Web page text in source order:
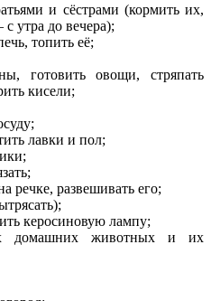
и сёстрами (кормить их,
утра до вечера);
топить её;
готовить овощи, стряпать
кисели;
лавки и пол;
речке, развешивать его;
керосиновую лампу;
домашних животных и их